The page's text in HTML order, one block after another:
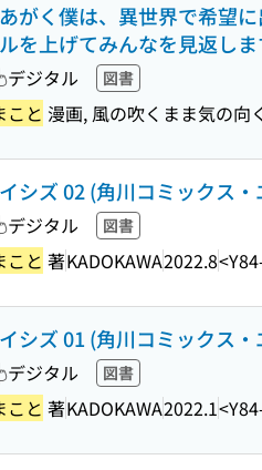
がく僕は、異世界で希望
を上げてみんなを見返し
デジタル 図書
こと 漫画, 風の吹くまま気の向
シズ 02 (角川コミックス・
デジタル 図書
こと 著KADOKAWA2022.8
シズ 01 (角川コミックス・
デジタル 図書
こと 著KADOKAWA2022.1